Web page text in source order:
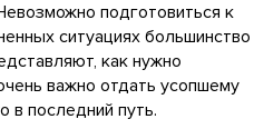
подготовиться к
ситуациях большинство
как нужно
важно отдать усопшему
в последний путь.